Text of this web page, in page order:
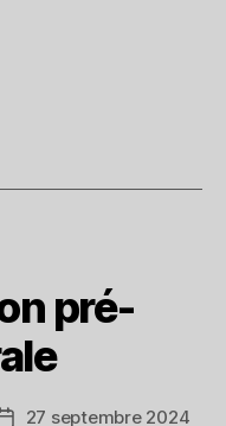
pré-
Date27 septembre 2024